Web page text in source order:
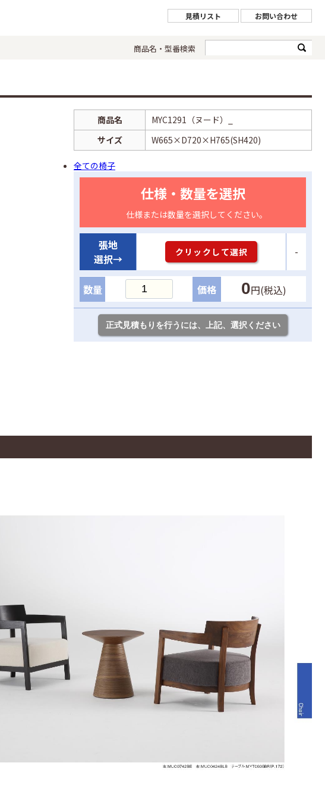
見積リスト お問い合わせ
商品名・型番検索
商品名
MYC1291（ヌード）_
サイズ
W665×D720×H765(SH420)
全ての椅子
仕様・数量を選択
仕様または数量を選択してください。
張地
選択→
クリックして選択 -
数量 価格 0円(税込)